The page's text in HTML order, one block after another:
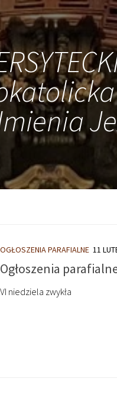
OGŁOSZENIA PARAFIALNE 11
Ogłoszenia
VI niedziela zwykła